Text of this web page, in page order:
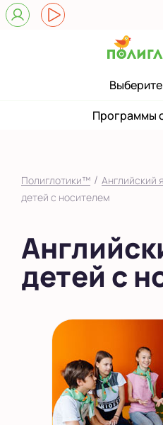
Показать на
Программы
Полиглотики™ / Английский
детей с носителем
детей с